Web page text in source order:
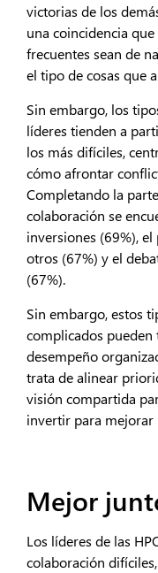
victorias de los
una coincidencia
frecuentes sean de
el tipo de cosas que
Sin embargo, los
líderes tienden a
los más difíciles,
cómo afrontar
Completando la
colaboración se
inversiones (69%),
otros (67%) y el
(67%).
Sin embargo, estos
complicados
desempeño
trata de alinear
visión compartida
invertir para mejorar
Mejor
Los líderes de las
colaboración